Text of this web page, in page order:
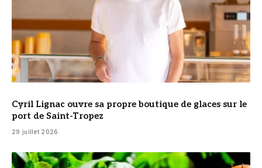
Cyril Lignac ouvre sa propre boutique de glaces sur le
port de Saint-Tropez
29 juillet 2026
© DR